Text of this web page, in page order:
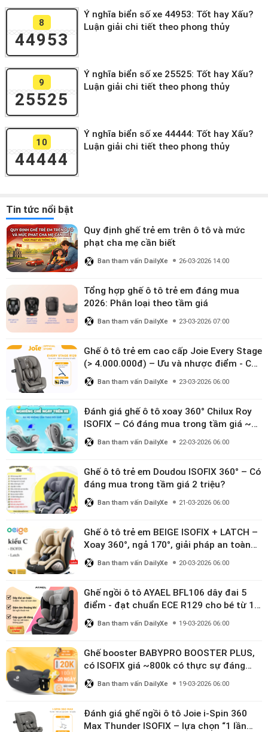
8
44953
Ý nghĩa biển số xe 44953: Tốt hay Xấu?
Luận giải chi tiết theo phong thủy
9
25525
Ý nghĩa biển số xe 25525: Tốt hay Xấu?
Luận giải chi tiết theo phong thủy
10
44444
Ý nghĩa biển số xe 44444: Tốt hay Xấu?
Luận giải chi tiết theo phong thủy
Tin tức nổi bật
Quy định ghế trẻ em trên ô tô và mức
phạt cha mẹ cần biết
Ban tham vấn DailyXe 26-03-2026 14:00
Tổng hợp ghế ô tô trẻ em đáng mua
2026: Phân loại theo tầm giá
Ban tham vấn DailyXe 23-03-2026 07:00
Ghế ô tô trẻ em cao cấp Joie Every Stage
(> 4.000.000đ) – Ưu và nhược điểm - Có
đáng đầu tư cho bé từ 0–12 tuổi?
Ban tham vấn DailyXe 23-03-2026 06:00
Đánh giá ghế ô tô xoay 360° Chilux Roy
ISOFIX – Có đáng mua trong tầm giá ~3
triệu
Ban tham vấn DailyXe 22-03-2026 06:00
Ghế ô tô trẻ em Doudou ISOFIX 360° – Có
đáng mua trong tầm giá 2 triệu?
Ban tham vấn DailyXe 21-03-2026 06:00
Ghế ô tô trẻ em BEIGE ISOFIX + LATCH –
Xoay 360°, ngả 170°, giải pháp an toàn
linh hoạt cho bé 0–10 tuổi
Ban tham vấn DailyXe 20-03-2026 06:00
Ghế ngồi ô tô AYAEL BFL106 dây đai 5
điểm - đạt chuẩn ECE R129 cho bé từ 1–
10 tuổi
Ban tham vấn DailyXe 19-03-2026 06:00
Ghế booster BABYPRO BOOSTER PLUS,
có ISOFIX giá ~800k có thực sự đáng
mua?
Ban tham vấn DailyXe 19-03-2026 06:00
Đánh giá ghế ngồi ô tô Joie i-Spin 360
Max Thunder ISOFIX – lựa chọn “1 lần